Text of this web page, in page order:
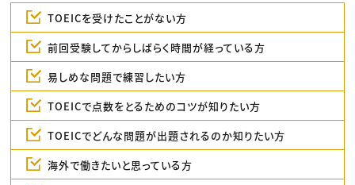
TOEICを受けたことがない方
前回受験してからしばらく時間が経っている方
易しめな問題で練習したい方
TOEICで点数をとるためのコツが知りたい方
TOEICでどんな問題が出題されるのか知りたい方
海外で働きたいと思っている方